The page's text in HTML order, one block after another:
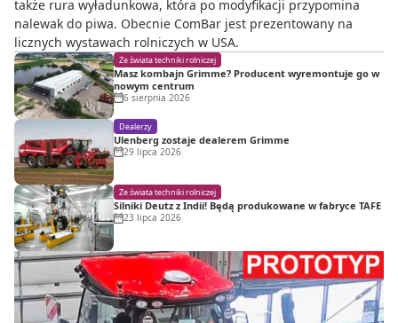
także rura wyładunkowa, która po modyfikacji przypomina
nalewak do piwa. Obecnie ComBar jest prezentowany na
licznych wystawach rolniczych w USA.
Ze świata techniki rolniczej
Masz kombajn Grimme? Producent wyremontuje go w
nowym centrum
6 sierpnia 2026
Dealerzy
Ulenberg zostaje dealerem Grimme
29 lipca 2026
Ze świata techniki rolniczej
Silniki Deutz z Indii! Będą produkowane w fabryce TAFE
23 lipca 2026